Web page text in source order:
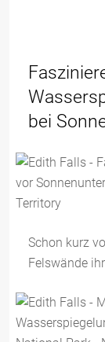
bei
Schon kurz
Felswände